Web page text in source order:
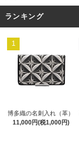
ランキング
1
博多織の名刺入れ（革）
11,000円(税1,000円)